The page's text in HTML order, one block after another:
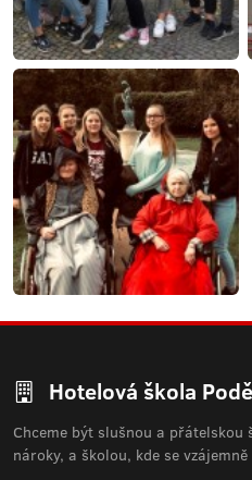
Hotelová škola
Chceme být slušnou a
nároky, a školou, kde se